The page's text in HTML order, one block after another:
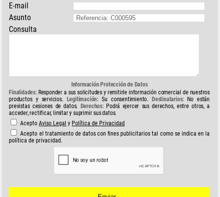
E-mail
Asunto
Consulta
Información Protección de Datos
Finalidades:Responder a sus solicitudes y remitirle información comercial de nuestros
productos y servicios.
Legitimación: Su consentimiento. Destinatarios: No están
previstas cesiones de datos.
Derechos:Podrá ejercer sus derechos, entre otros, a
acceder, rectificar, limitar y suprimir sus datos.
AceptoAviso Legal y Política de Privacidad
Acepto el tratamiento de datos con fines publicitarios tal como se indica en la
política de privacidad.